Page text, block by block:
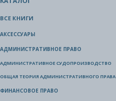
ВСЕ КНИГИ
АКСЕССУАРЫ
АДМИНИСТРАТИВНОЕ ПРАВО
АДМИНИСТРАТИВНОЕ СУДОПРОИЗВОДСТВО
ОБЩАЯ ТЕОРИЯ АДМИНИСТРАТИВНОГО ПРАВА
ФИНАНСОВОЕ ПРАВО